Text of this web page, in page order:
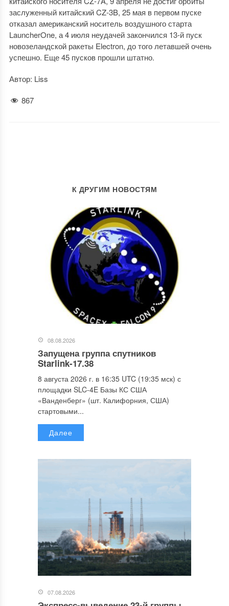
заслуженный китайский CZ-3B, 25 мая в первом пуске
отказал американский носитель воздушного старта
LauncherOne, а 4 июля неудачей закончился 13-й пуск
новозеландской ракеты Electron, до того летавшей очень
успешно. Еще 45 пусков прошли штатно.
Автор: Liss
867
К ДРУГИМ НОВОСТЯМ
08.08.2026
Запущена группа спутников
Starlink-17.38
8 августа 2026 г. в 16:35 UTC (19:35 мск) с
площадки SLC-4E Базы КС США
«Ванденберг» (шт. Калифорния, США)
стартовыми...
Далее
07.08.2026